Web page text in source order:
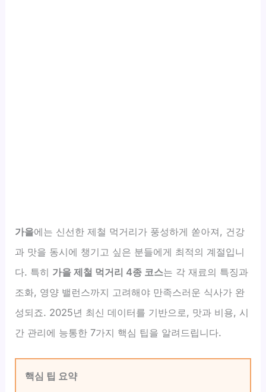
가을에는 신선한 제철 먹거리가 풍성하게 쏟아져, 건강
과 맛을 동시에 챙기고 싶은 분들에게 최적의 계절입니
다. 특히 가을 제철 먹거리 4종 코스는 각 재료의 특징과
조화, 영양 밸런스까지 고려해야 만족스러운 식사가 완
성되죠. 2025년 최신 데이터를 기반으로, 맛과 비용, 시
간 관리에 능통한 7가지 핵심 팁을 알려드립니다.
핵심 팁 요약